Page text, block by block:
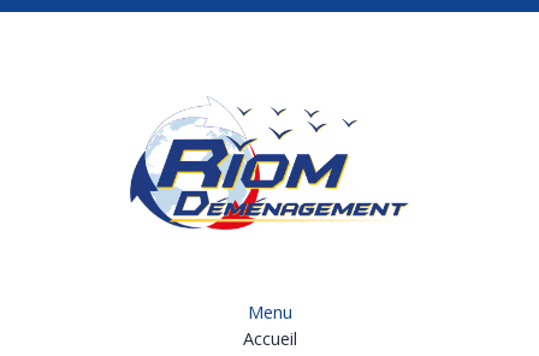
Menu
Accueil